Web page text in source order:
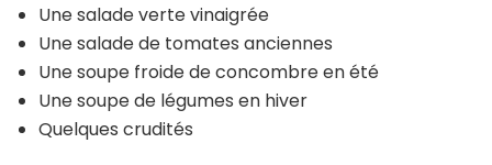
Une salade verte vinaigrée
Une salade de tomates anciennes
Une soupe froide de concombre en été
Une soupe de légumes en hiver
Quelques crudités